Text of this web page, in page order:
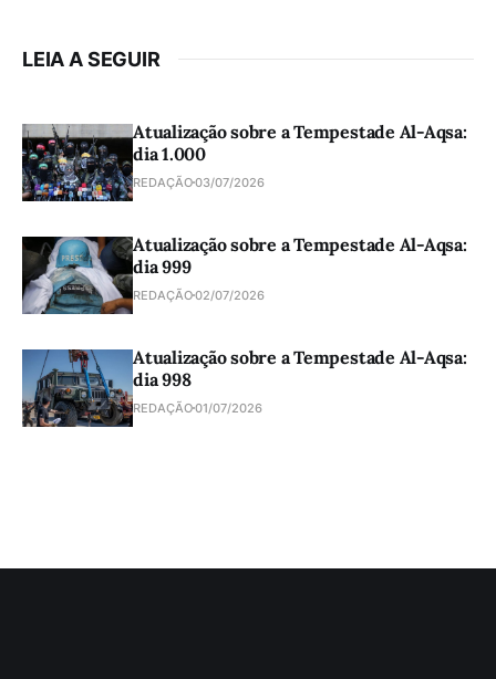
LEIA A SEGUIR
Atualização sobre a Tempestade Al-Aqsa:
dia 1.000
REDAÇÃO03/07/2026
Atualização sobre a Tempestade Al-Aqsa:
dia 999
REDAÇÃO02/07/2026
Atualização sobre a Tempestade Al-Aqsa:
dia 998
REDAÇÃO01/07/2026